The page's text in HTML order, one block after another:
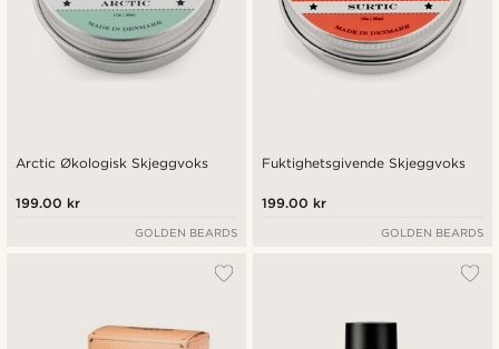
Arctic Økologisk Skjeggvoks
199.00 kr
GOLDEN BEARDS
Fuktighetsgivende Skjeggvoks
199.00 kr
GOLDEN BEARDS